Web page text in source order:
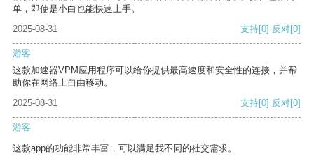
单，即使是小白也能快速上手。
2025-08-31
支持[0] 反对[0]
游客
这款加速器VPM应用程序可以给你提供最高速度和安全性的连接，并帮
助你在网络上自由移动。
2025-08-31
支持[0] 反对[0]
游客
这款app的功能非常丰富，可以满足我不同的社交需求。